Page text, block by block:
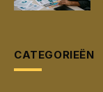
CATEGORIEËN